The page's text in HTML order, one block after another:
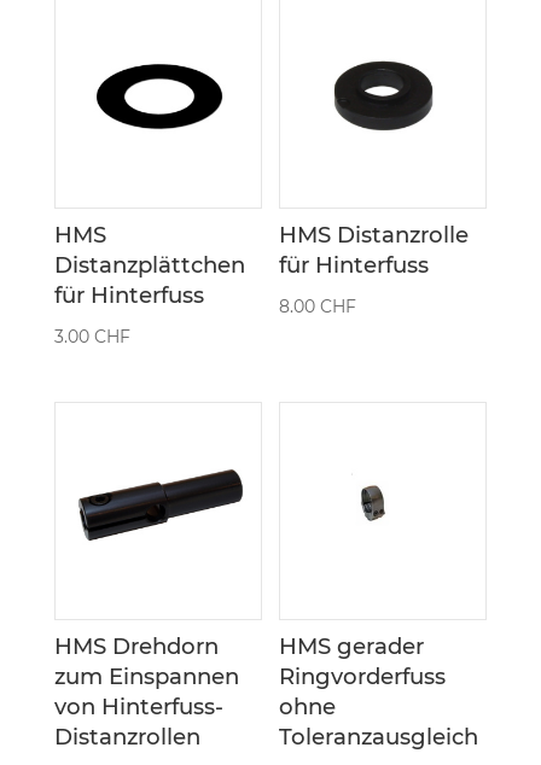
HMS
Distanzplättchen
für Hinterfuss
3.00 CHF
HMS Distanzrolle
für Hinterfuss
8.00CHF
HMS Drehdorn
zum Einspannen
von Hinterfuss-
Distanzrollen
HMS gerader
Ringvorderfuss
ohne
Toleranzausgleich